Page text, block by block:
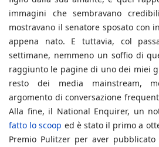
immagini che sembravano
mostravano il senatore sposato con
appena nato. E tuttavia, col
settimane, nemmeno un soffio di
raggiunto le pagine di uno dei miei
resto dei media mainstream,
argomento di conversazione
Alla fine, il National Enquirer, un
fatto lo scoop ed è stato il primo a
Premio Pulitzer per aver